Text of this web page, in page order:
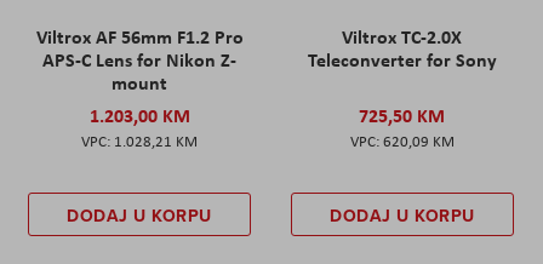
Viltrox AF 56mm F1.2 Pro
APS-C Lens for Nikon Z-
mount
1.203,00 KM
1.028,21 KM
DODAJ U KORPU
Viltrox TC-2.0X
Teleconverter for Sony
725,50 KM
620,09 KM
DODAJ U KORPU